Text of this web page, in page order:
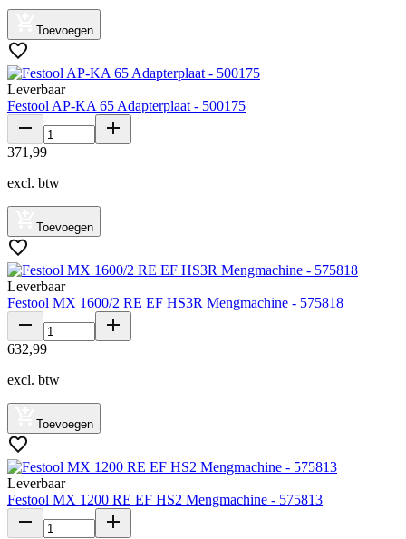
Toevoegen
Leverbaar
Festool AP-KA 65 Adapterplaat - 500175
371 ,99
excl. btw
Toevoegen
Leverbaar
Festool MX 1600/2 RE EF HS3R Mengmachine - 575818
632,99
excl. btw
Toevoegen
Leverbaar
Festool MX 1200 RE EF HS2 Mengmachine - 575813